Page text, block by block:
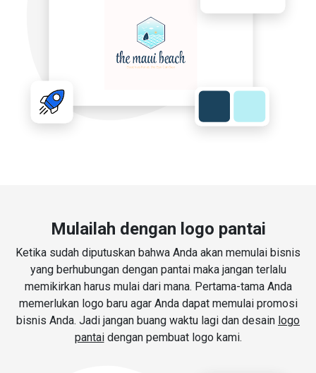
Mulailah dengan logo pantai
Ketika sudah diputuskan bahwa Anda akan memulai bisnis
yang berhubungan dengan pantai maka jangan terlalu
memikirkan harus mulai dari mana. Pertama-tama Anda
memerlukan logo baru agar Anda dapat memulai promosi
bisnis Anda. Jadi jangan buang waktu lagi dan desain logo
pantaidengan pembuat logo kami.